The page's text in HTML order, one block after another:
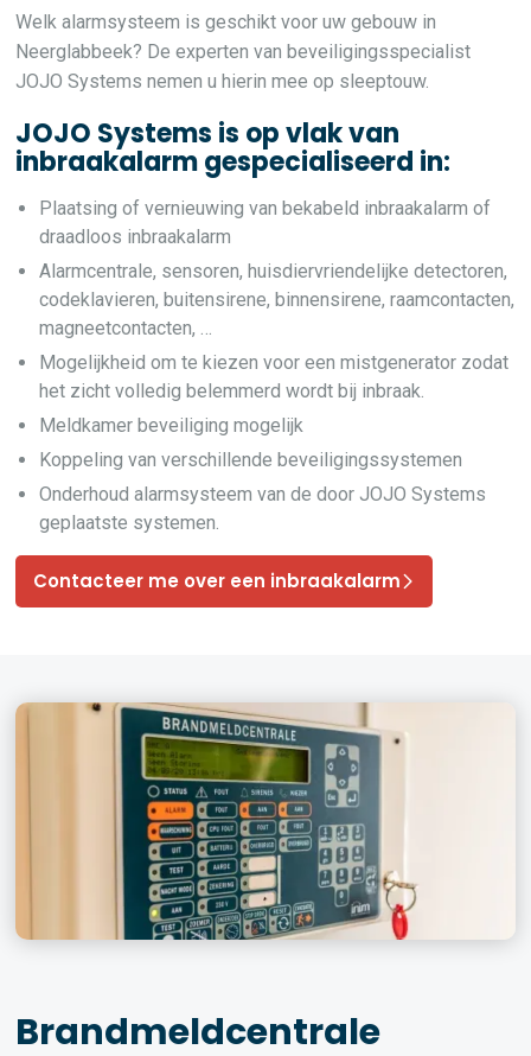
Welk alarmsysteem is geschikt voor uw gebouw in
Neerglabbeek? De experten van beveiligingsspecialist
JOJO Systems nemen u hierin mee op sleeptouw.
JOJO Systems is op vlak van
inbraakalarm gespecialiseerd in:
Plaatsing of vernieuwing van bekabeld inbraakalarm of
draadloos inbraakalarm
Alarmcentrale, sensoren, huisdiervriendelijke detectoren,
codeklavieren, buitensirene, binnensirene, raamcontacten,
magneetcontacten, …
Mogelijkheid om te kiezen voor een mistgenerator zodat
het zicht volledig belemmerd wordt bij inbraak.
Meldkamer beveiliging mogelijk
Koppeling van verschillende beveiligingssystemen
Onderhoud alarmsysteem van de door JOJO Systems
geplaatste systemen.
Contacteer me over een inbraakalarm
Brandmeldcentrale